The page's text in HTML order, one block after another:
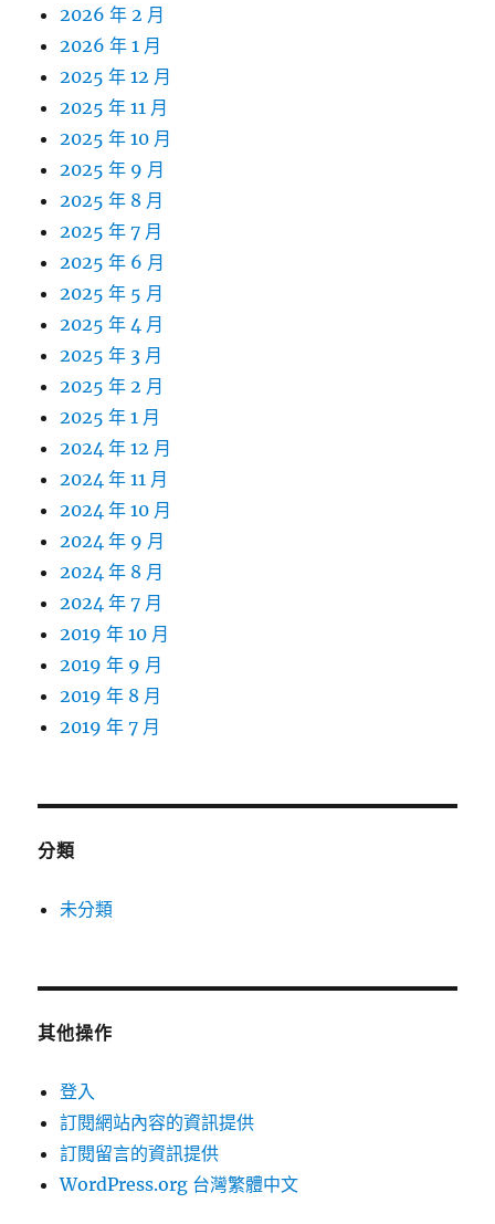
2026 年 2 月
2026 年 1 月
2025 年 12 月
2025 年 11 月
2025 年 10 月
2025 年 9 月
2025 年 8 月
2025 年 7 月
2025 年 6 月
2025 年 5 月
2025 年 4 月
2025 年 3 月
2025 年 2 月
2025 年 1 月
2024 年 12 月
2024 年 11 月
2024 年 10 月
2024 年 9 月
2024 年 8 月
2024 年 7 月
2019 年 10 月
2019 年 9 月
2019 年 8 月
2019 年 7 月
分類
未分類
其他操作
登入
訂閱網站內容的資訊提供
訂閱留言的資訊提供
WordPress.org 台灣繁體中文